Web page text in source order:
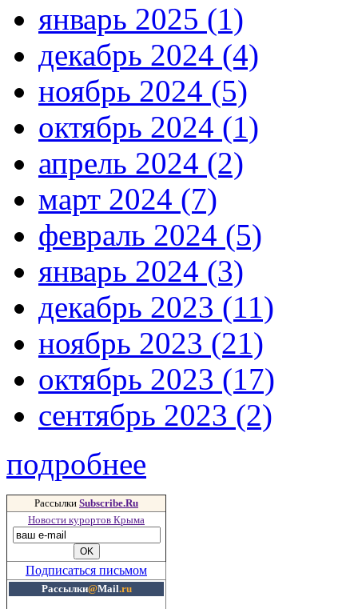
январь 2025 (1)
декабрь 2024 (4)
ноябрь 2024 (5)
октябрь 2024 (1)
апрель 2024 (2)
март 2024 (7)
февраль 2024 (5)
январь 2024 (3)
декабрь 2023 (11)
ноябрь 2023 (21)
октябрь 2023 (17)
сентябрь 2023 (2)
подробнее
Рассылки Subscribe.Ru
Новости курортов Крыма
Подписаться письмом
Рассылки@Mail.ru